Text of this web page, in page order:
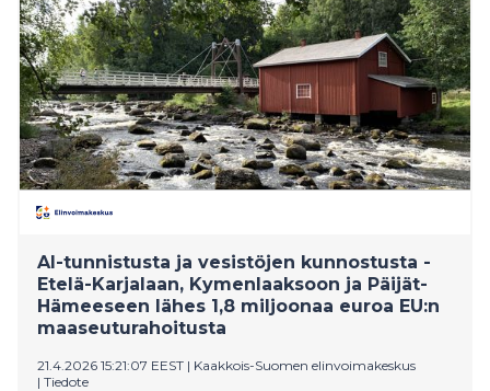
AI-tunnistusta ja vesistöjen kunnostusta -
Etelä-Karjalaan, Kymenlaaksoon ja Päijät-
Hämeeseen lähes 1,8 miljoonaa euroa EU:n
maaseuturahoitusta
21.4.2026 15:21:07 EEST | Kaakkois-Suomen elinvoimakeskus
| Tiedote